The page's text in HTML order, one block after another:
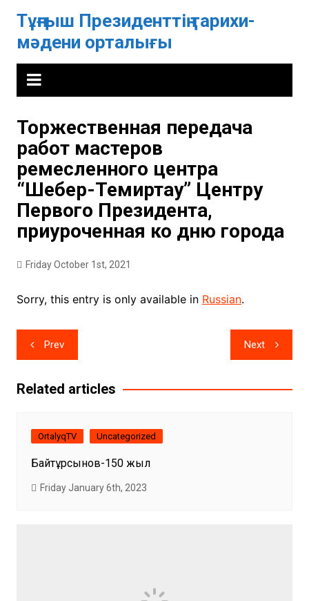
content
Тұңғыш Президенттің тарихи-
мәдени орталығы
Торжественная передача
работ мастеров
ремесленного центра
“Шебер-Темиртау” Центру
Первого Президента,
приуроченная ко дню города
Friday October 1st, 2021
Sorry, this entry is only available in Russian.
Post
navigation
Prev Next
Related articles
OrtalyqTV Uncategorized
Байтұрсынов-150 жыл
Friday January 6th, 2023